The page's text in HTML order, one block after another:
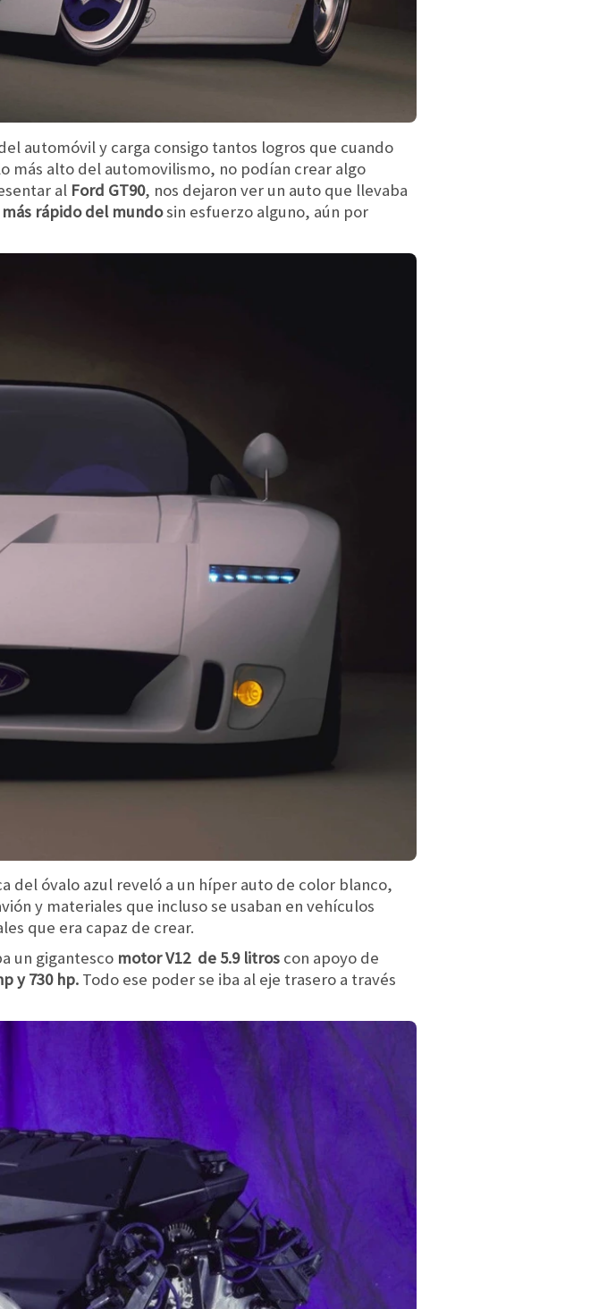
automóvil y carga consigo tantos logros que cuando
más alto del automovilismo, no podían crear algo
al Ford GT90, nos dejaron ver un auto que llevaba
rápido del mundosin esfuerzo alguno, aún por
del óvalo azul reveló a un híper auto de color blanco,
y materiales que incluso se usaban en vehículos
que era capaz de crear.
un gigantesco motor V12 de 5.9 litros con apoyo de
y 730 hp. Todo ese poder se iba al eje trasero a través